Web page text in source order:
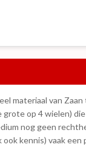
materiaal van
op 4 wielen)
nog geen
kennis) vaak een